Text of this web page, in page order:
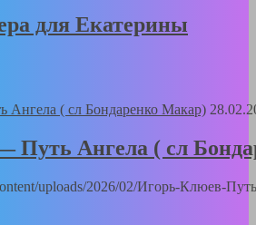
для Екатерины
Путь Ангела ( сл
uploads/2026/02/Игорь-Клюев-